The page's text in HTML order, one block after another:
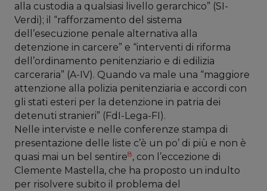
alla custodia a qualsiasi livello gerarchico” (SI-
Verdi); il “rafforzamento del sistema
dell’esecuzione penale alternativa alla
detenzione in carcere” e “interventi di riforma
dell’ordinamento penitenziario e di edilizia
carceraria” (A-IV). Quando va male una “maggiore
attenzione alla polizia penitenziaria e accordi con
gli stati esteri per la detenzione in patria dei
detenuti stranieri” (FdI-Lega-FI).
Nelle interviste e nelle conferenze stampa di
presentazione delle liste c’è un po’ di più e non è
quasi mai un bel sentire8, con l’eccezione di
Clemente Mastella, che ha proposto un indulto
per risolvere subito il problema del